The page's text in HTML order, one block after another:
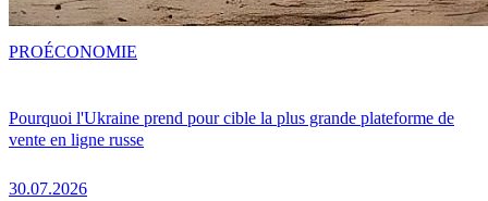
Pourquoi l'Ukraine prend pour cible la plus grande plateforme de
vente en ligne russe
30.07.2026
PROÉCONOMIE